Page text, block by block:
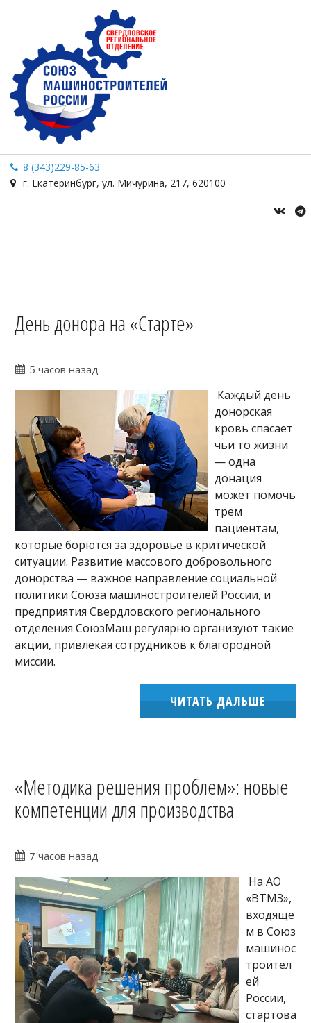
8 (343)229-85-63
г. Екатеринбург, ул. Мичурина, 217, 620100
День донора на «Старте»
5 часов назад
Каждый день
донорская
кровь спасает
чьи то жизни
— одна
донация
может помочь
трем
пациентам,
которые борются за здоровье в критической
ситуации. Развитие массового добровольного
донорства — важное направление социальной
политики Союза машиностроителей России, и
предприятия Свердловского регионального
отделения СоюзМаш регулярно организуют такие
акции, привлекая сотрудников к благородной
миссии.
ЧИТАТЬ ДАЛЬШЕ
«Методика решения проблем»: новые
компетенции для производства
7 часов назад
На АО
«ВТМЗ»,
входяще
м в Союз
машинос
троител
ей
России,
стартова